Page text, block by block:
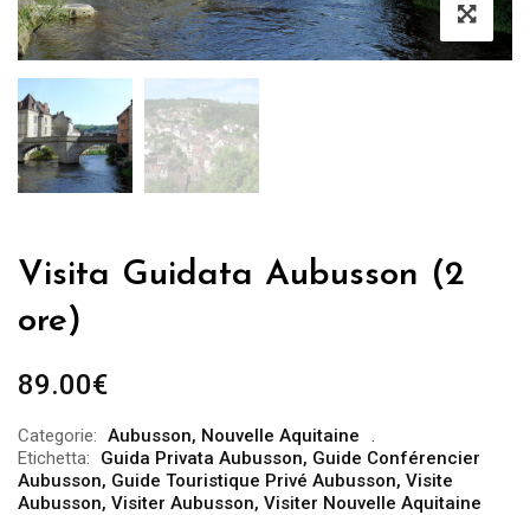
Visita Guidata Aubusson (2
ore)
89.00€
Categorie: Aubusson, Nouvelle Aquitaine
Etichetta:
Guida Privata Aubusson, Guide Conférencier
Aubusson, Guide Touristique Privé Aubusson, Visite
Aubusson, Visiter Aubusson, Visiter Nouvelle Aquitaine